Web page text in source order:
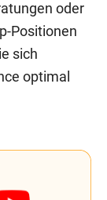
oder
Positionen
sich
optimal